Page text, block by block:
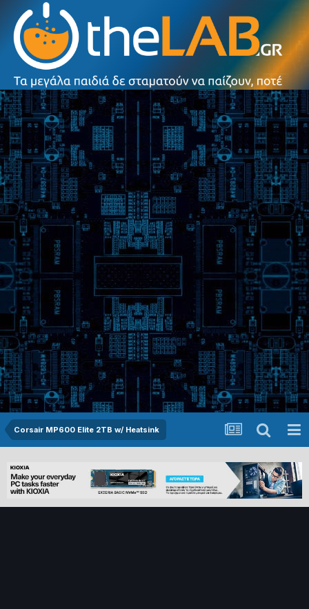
Corsair MP600 Elite 2TB w/ Heatsink